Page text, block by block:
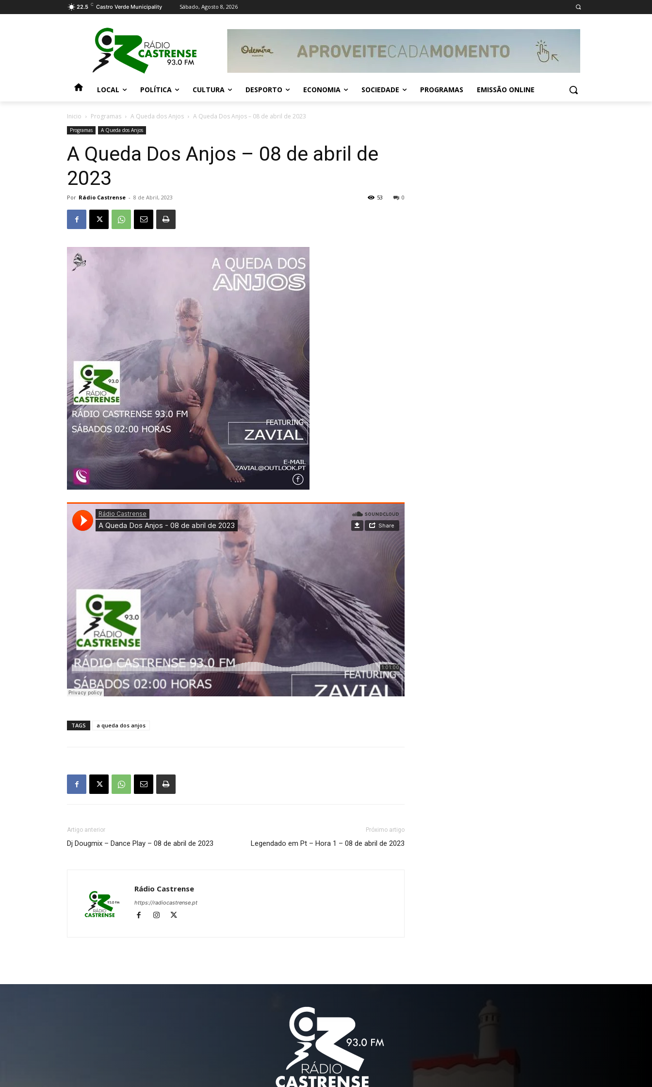
22.5 C Castro Verde Municipality Sábado, Agosto 8, 2026
LOCAL POLÍTICA CULTURA DESPORTO ECONOMIA SOCIEDADE PROGRAMAS EMISSÃO ONLINE
Inicio Programas A Queda dos Anjos A Queda Dos Anjos – 08 de abril de 2023
Programas A Queda dos Anjos
A Queda Dos Anjos – 08 de abril de
2023
Por Rádio Castrense - 8 de Abril, 2023 0
53
TAGS a queda dos anjos
Artigo anterior
Dj Dougmix – Dance Play – 08 de abril de 2023
Próximo artigo
Legendado em Pt – Hora 1 – 08 de abril de 2023
Rádio Castrense
https://radiocastrense.pt